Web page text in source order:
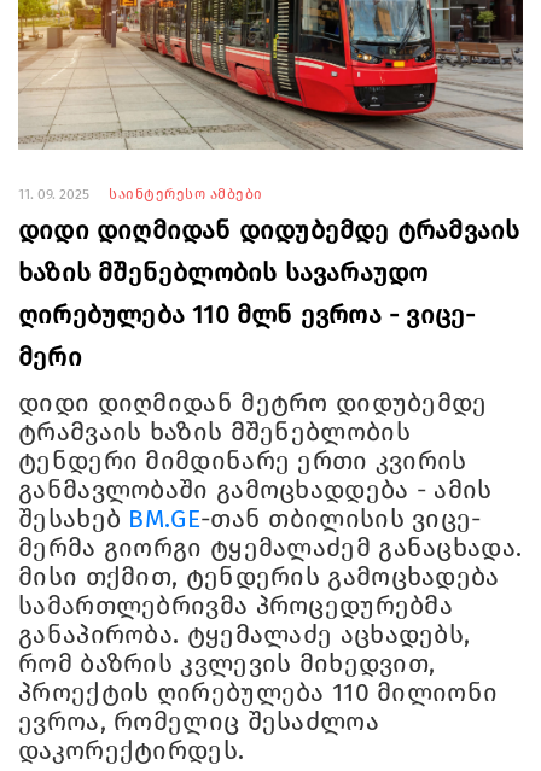
11. 09. 2025 საინტერესო ამბები
დიდი დიღმიდან დიდუბემდე ტრამვაის
ხაზის მშენებლობის სავარაუდო
ღირებულება 110 მლნ ევროა - ვიცე-
მერი
დიდი დიღმიდან მეტრო დიდუბემდე
ტრამვაის ხაზის მშენებლობის
ტენდერი მიმდინარე ერთი კვირის
განმავლობაში გამოცხადდება - ამის
შესახებ BM.GE-თან თბილისის ვიცე-
მერმა გიორგი ტყემალაძემ განაცხადა.
მისი თქმით, ტენდერის გამოცხადება
სამართლებრივმა პროცედურებმა
განაპირობა. ტყემალაძე აცხადებს,
რომ ბაზრის კვლევის მიხედვით,
პროექტის ღირებულება 110 მილიონი
ევროა, რომელიც შესაძლოა
დაკორექტირდეს.